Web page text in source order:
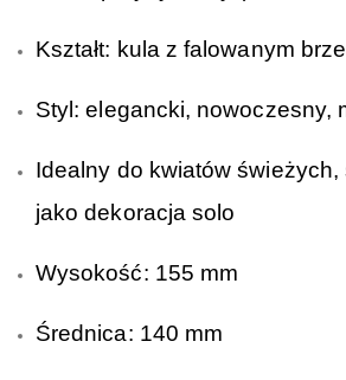
Kształt: kula z falowanym
Styl: elegancki, nowoczesny,
Idealny do kwiatów
jako dekoracja solo
Wysokość: 155 mm
Średnica: 140 mm